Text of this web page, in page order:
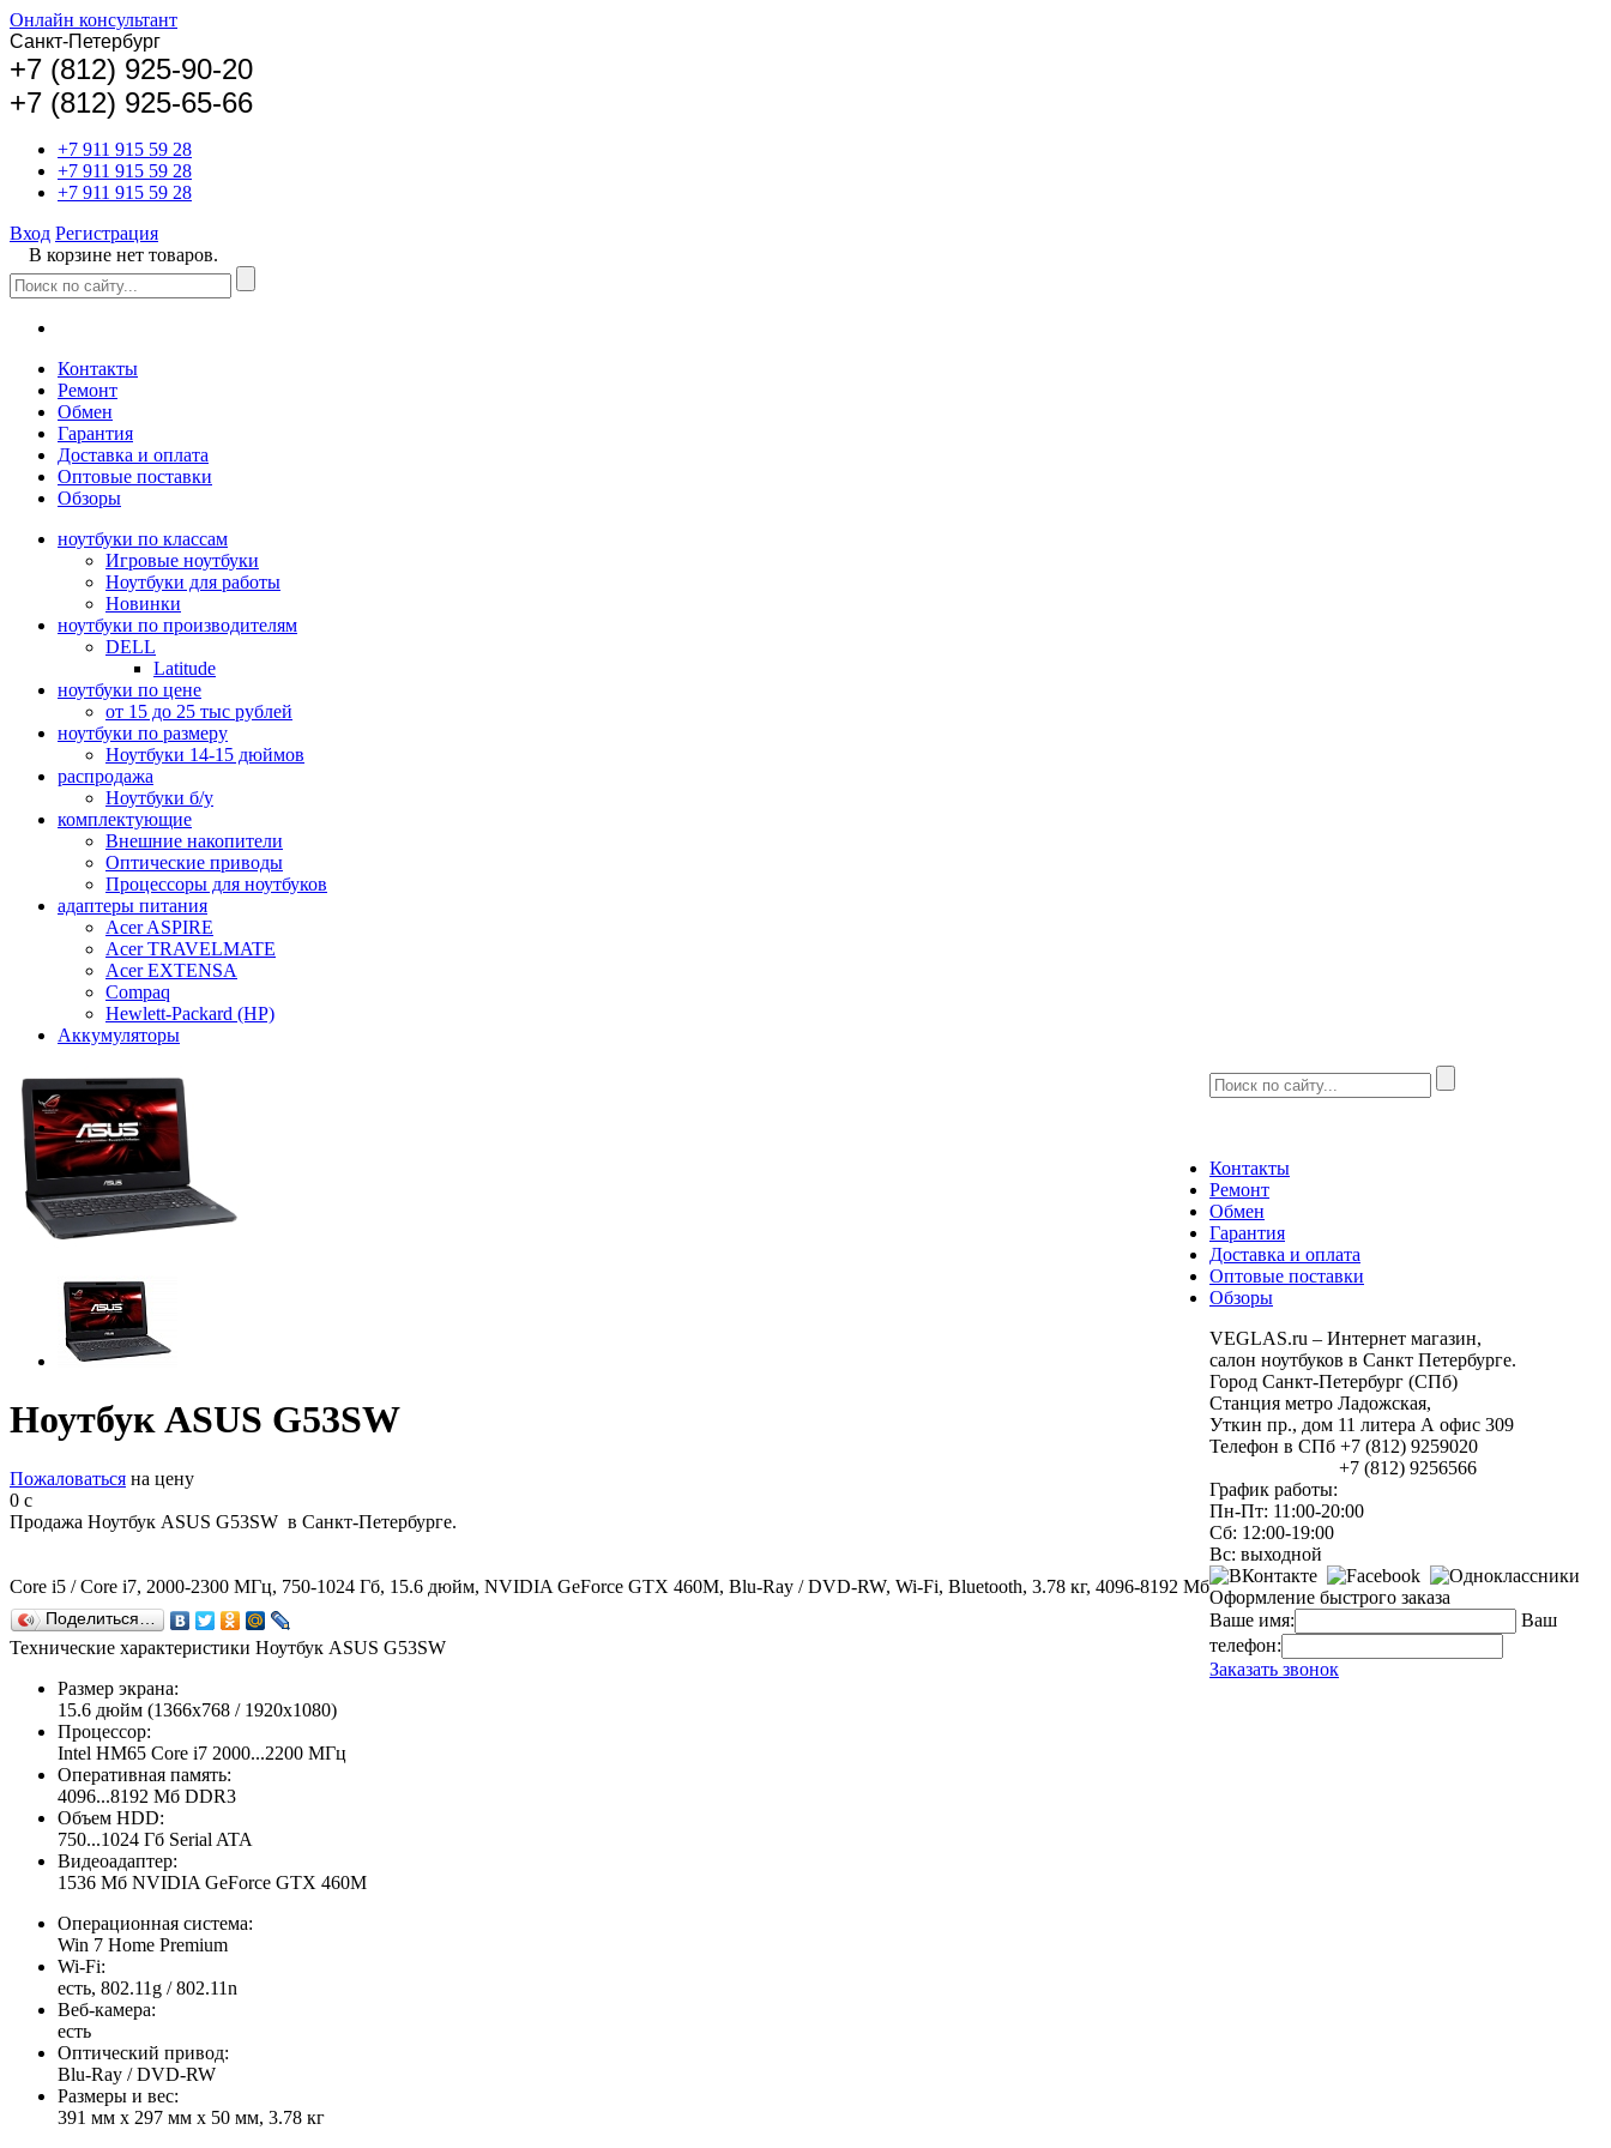
Онлайн консультант
Санкт-Петербург
+7 (812) 925-90-20
+7 (812) 925-65-66
+7 911 915 59 28
+7 911 915 59 28
+7 911 915 59 28
Вход Регистрация
В корзине нет товаров.
Контакты
Ремонт
Обмен
Гарантия
Доставка и оплата
Оптовые поставки
Обзоры
ноутбуки по классам
Игровые ноутбуки
Ноутбуки для работы
Новинки
ноутбуки по производителям
DELL
Latitude
ноутбуки по цене
от 15 до 25 тыс рублей
ноутбуки по размеру
Ноутбуки 14-15 дюймов
распродажа
Ноутбуки б/у
комплектующие
Внешние накопители
Оптические приводы
Процессоры для ноутбуков
адаптеры питания
Acer ASPIRE
Acer TRAVELMATE
Acer EXTENSA
Compaq
Hewlett-Packard (HP)
Аккумуляторы
Ноутбук ASUS G53SW
Пожаловаться на цену
0 c
Продажа Ноутбук ASUS G53SW в Санкт-Петербурге.
Core i5 / Core i7, 2000-2300 МГц, 750-1024 Гб, 15.6 дюйм, NVIDIA GeForce GTX 460M, Blu-Ray / DVD-RW, Wi-Fi, Bluetooth, 3.78 кг, 4096-8192 Мб
Поделиться…
Технические характеристики Ноутбук ASUS G53SW
Размер экрана:
15.6 дюйм (1366x768 / 1920x1080)
Процессор:
Intel HM65 Core i7 2000...2200 МГц
Оперативная память:
4096...8192 Мб DDR3
Объем HDD:
750...1024 Гб Serial ATA
Видеоадаптер:
1536 Мб NVIDIA GeForce GTX 460M
Операционная система:
Win 7 Home Premium
Wi-Fi:
есть, 802.11g / 802.11n
Веб-камера:
есть
Оптический привод:
Blu-Ray / DVD-RW
Размеры и вес:
391 мм x 297 мм x 50 мм, 3.78 кг
Контакты
Ремонт
Обмен
Гарантия
Доставка и оплата
Оптовые поставки
Обзоры
VEGLAS.ru – Интернет магазин,
салон ноутбуков в Санкт Петербурге.
Город Санкт-Петербург (СПб)
Станция метро Ладожская,
Уткин пр., дом 11 литера А офис 309
Телефон в СПб +7 (812) 9259020
+7 (812) 9256566
График работы:
Пн-Пт: 11:00-20:00
Сб: 12:00-19:00
Вс: выходной
Оформление быстрого заказа
Ваше имя:
Ваш
телефон:
Заказать звонок